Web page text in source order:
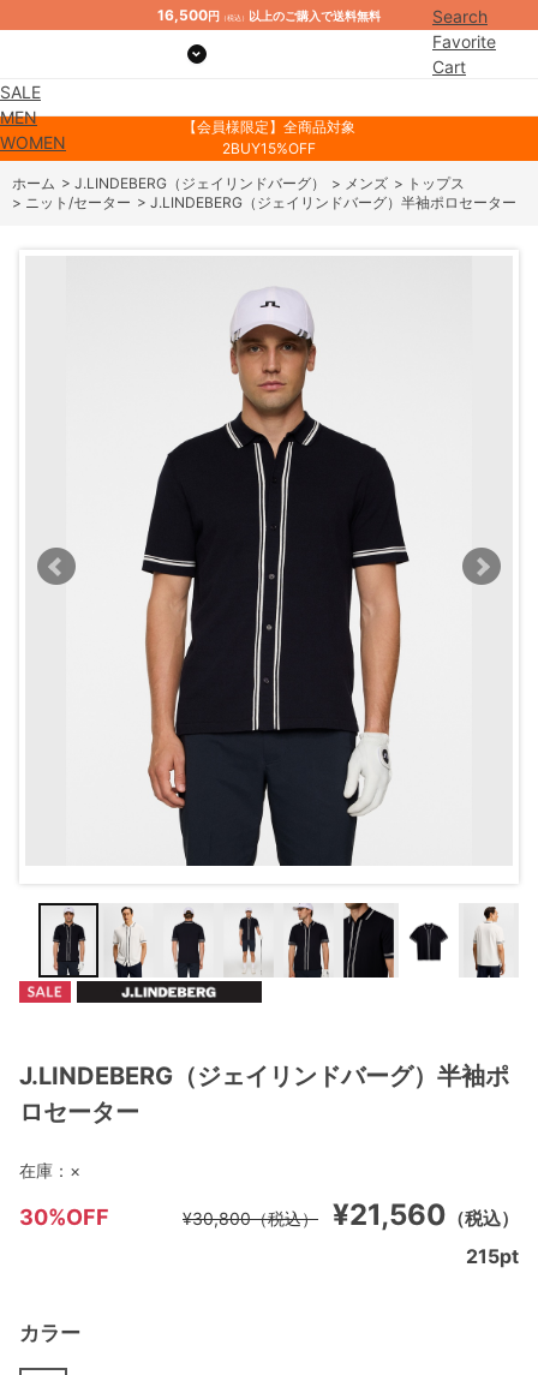
16,500円 （税込） 以上のご購入で送料無料
Search
Favorite
Cart
SALE
MEN
WOMEN
【会員様限定】全商品対象
2BUY15%OFF
ホーム > J.LINDEBERG（ジェイリンドバーグ） > メンズ > トップス
> ニット/セーター > J.LINDEBERG（ジェイリンドバーグ）半袖ポロセーター
J.LINDEBERG（ジェイリンドバーグ）半袖ポ
ロセーター
30%OFF ¥21,560 （税込）
¥30,800（税込）
カラー
在庫： ×
215pt